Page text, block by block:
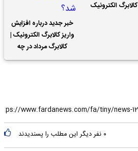
کالابرگ الکترونیک
خبر جدید درباره افزایش
واریز کالابرگ الکترونیک |
کالابرگ مرداد در چه
تاریخی واریز خواهد شد؟
۰ نفر دیگر این مطلب را پسندیدند